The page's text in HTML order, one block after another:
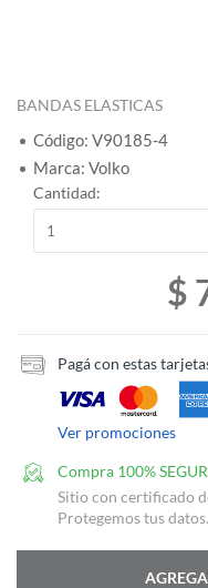
BANDAS ELASTICAS
Código: V90185-4
Marca: Volko
Cantidad:
$
Pagá con estas
Ver promociones
Compra 100%
Sitio con certificado
Protegemos tus datos.